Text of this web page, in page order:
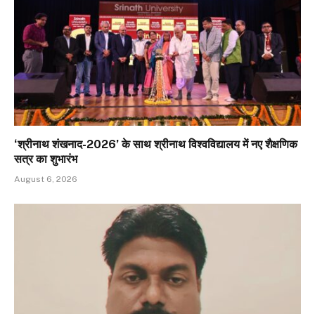
‘श्रीनाथ शंखनाद-2026’ के साथ श्रीनाथ विश्वविद्यालय में नए शैक्षणिक
सत्र का शुभारंभ
August 6, 2026